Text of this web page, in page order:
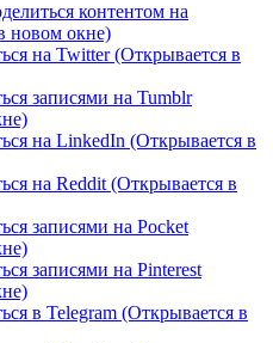
контентом на
новом окне)
на Twitter (Открывается в
записями на Tumblr
на LinkedIn (Открывается в
на Reddit (Открывается в
записями на Pocket
записями на Pinterest
в Telegram (Открывается в